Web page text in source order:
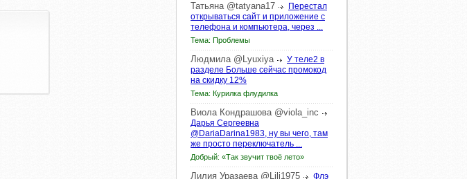
Татьяна @tatyana17
Перестал
открываться сайт и приложение с
телефона и компьютера, через ...
Тема: Проблемы
Людмила @Lyuxiya
У теле2 в
разделе Больше сейчас промокод
на скидку 12%
Тема: Курилка флудилка
Виола Кондрашова @viola_inc
Дарья Сергеевна
@DariaDarina1983, ну вы чего, там
же просто переключатель ...
Добрый: «Так звучит твоё лето»
Лилия Уразаева @Lili1975
Флэ